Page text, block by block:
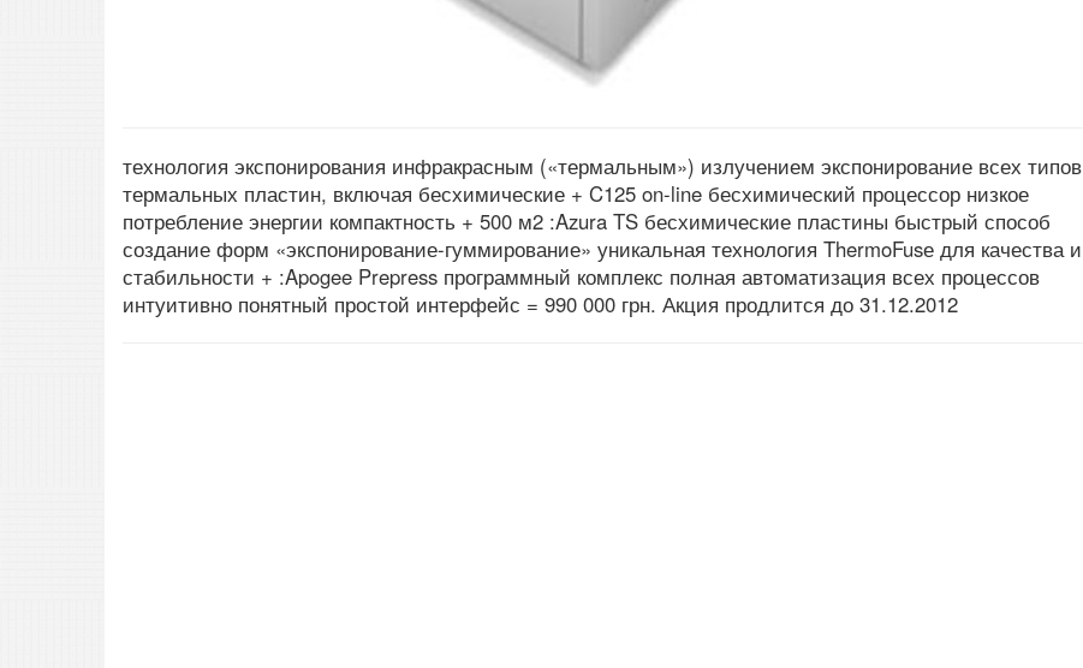
технология экспонирования инфракрасным («термальным») излучением экспонирование всех типов
термальных пластин, включая бесхимические + C125 on-line бесхимический процессор низкое
потребление энергии компактность + 500 м2 :Azura TS бесхимические пластины быстрый способ
создание форм «экспонирование-гуммирование» уникальная технология ThermoFusе для качества и
стабильности + :Apogee Prepress программный комплекс полная автоматизация всех процессов
интуитивно понятный простой интерфейс = 990 000 грн. Акция продлится до 31.12.2012